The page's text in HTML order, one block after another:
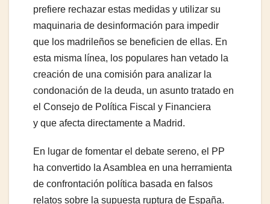
prefiere rechazar estas medidas y utilizar su
maquinaria de desinformación para impedir
que los madrileños se beneficien de ellas. En
esta misma línea, los populares han vetado la
creación de una comisión para analizar la
condonación de la deuda, un asunto tratado en
el Consejo de Política Fiscal y Financiera
y que afecta directamente a Madrid.
En lugar de fomentar el debate sereno, el PP
ha convertido la Asamblea en una herramienta
de confrontación política basada en falsos
relatos sobre la supuesta ruptura de España.